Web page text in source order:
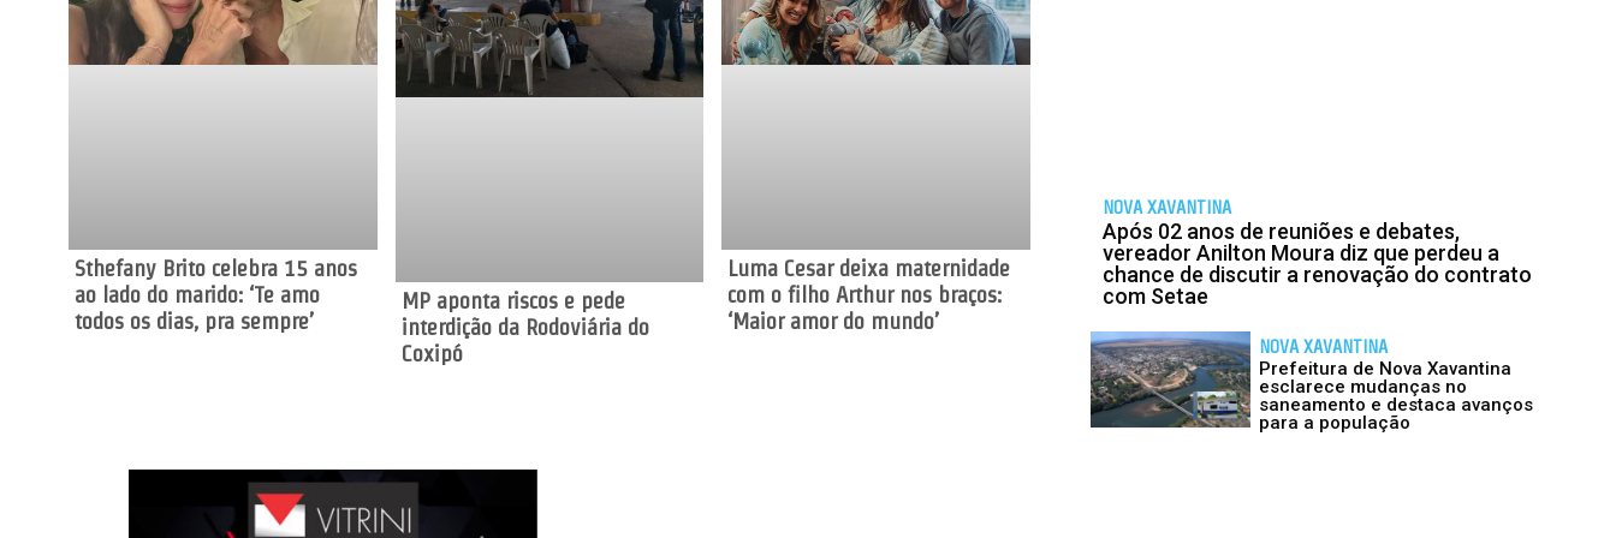
Sthefany Brito celebra 15 anos
ao lado do marido: ‘Te amo
todos os dias, pra sempre’
MP aponta riscos e pede
interdição da Rodoviária do
Coxipó
Luma Cesar deixa maternidade
com o filho Arthur nos braços:
‘Maior amor do mundo’
NOVA XAVANTINA
Após 02 anos de reuniões e debates,
vereador Anilton Moura diz que perdeu a
chance de discutir a renovação do contrato
com Setae
NOVA XAVANTINA
Prefeitura de Nova Xavantina
esclarece mudanças no
saneamento e destaca avanços
para a população